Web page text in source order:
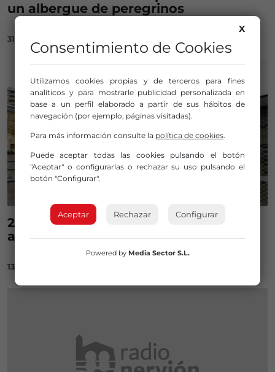
un albergue de peregrinos
31/10/2023
2.200 peregrinos este verano en el
albergue de Portugalete
13/10/2023
X
Consentimiento de Cookies
Utilizamos cookies propias y de terceros para fines
analíticos y para mostrarle publicidad personalizada en
base a un perfil elaborado a partir de sus hábitos de
navegación (por ejemplo, páginas visitadas).
Para más información consulte la política de cookies.
Puede aceptar todas las cookies pulsando el botón
"Aceptar" o configurarlas o rechazar su uso pulsando el
botón "Configurar".
Aceptar Rechazar Configurar
Powered by Media Sector S.L.